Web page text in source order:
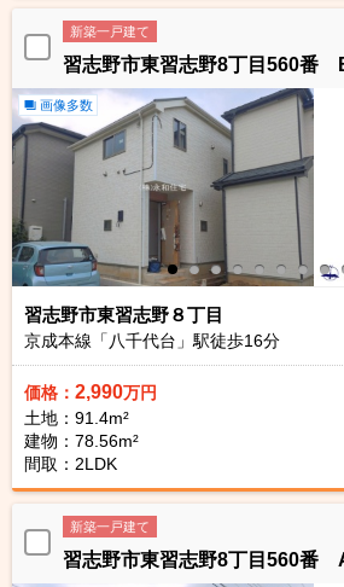
新築一戸建て
習志野市東習志野8丁目560番
画像多数
習志野市東習志野８丁目
京成本線「八千代台」駅徒歩16分
価格： 2,990万円
土地：91.4m²
建物：78.56m²
間取：2LDK
新築一戸建て
習志野市東習志野8丁目560番